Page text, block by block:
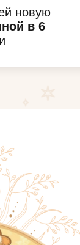
новую
в 6